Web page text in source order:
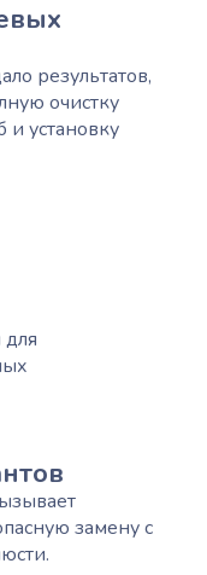
результатов,
очистку
и установку
замену с